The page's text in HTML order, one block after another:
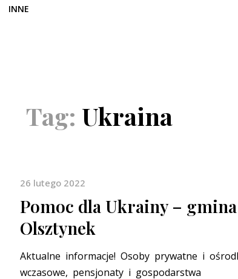
INNE
Tag: Ukraina
26 lutego 2022
Pomoc dla Ukrainy – gmina
Olsztynek
Aktualne informacje! Osoby prywatne i
wczasowe, pensjonaty i gospodarstwa